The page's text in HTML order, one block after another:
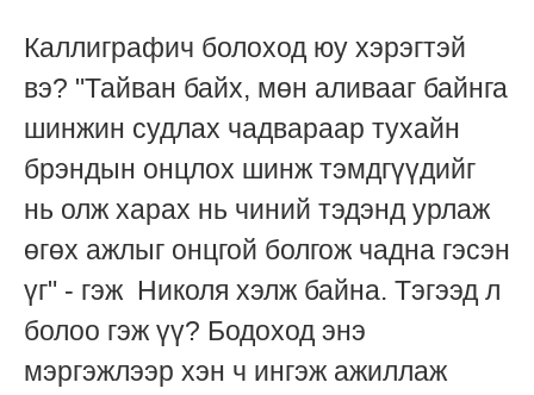
Каллиграфич болоход юу хэрэгтэй
вэ? "Тайван байх, мөн аливааг байнга
шинжин судлах чадвараар тухайн
брэндын онцлох шинж тэмдгүүдийг
нь олж харах нь чиний тэдэнд урлаж
өгөх ажлыг онцгой болгож чадна гэсэн
үг" - гэж Николя хэлж байна. Тэгээд л
болоо гэж үү? Бодоход энэ
мэргэжлээр хэн ч ингэж ажиллаж